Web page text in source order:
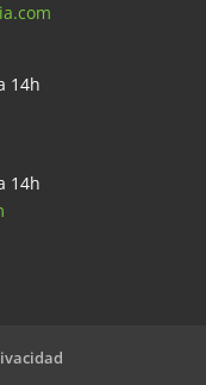
14h
14h